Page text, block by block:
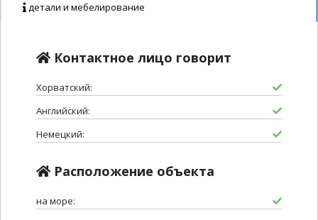
детали и мебелирование
Контактное лицо говорит
Хорватский:
Английский:
Немецкий:
Расположение объекта
на море: